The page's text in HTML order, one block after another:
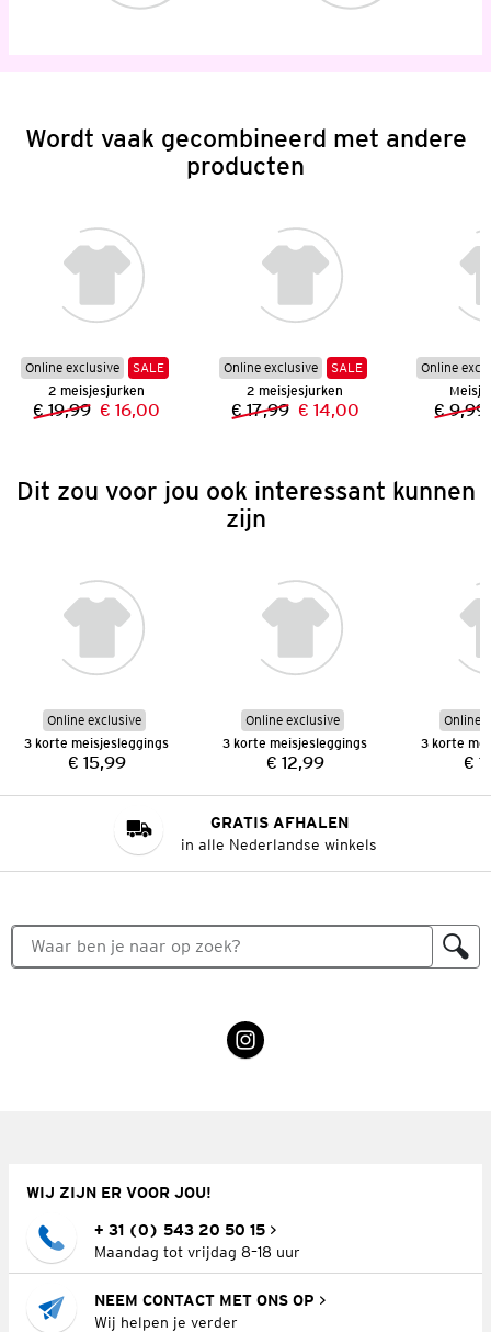
Wordt vaak gecombineerd met andere
producten
Online exclusive
SALE
2 meisjesjurken
Vorige prijs:
€ 19,99 Nieuwe prijs:
€ 16,00
Online exclusive
SALE
2 meisjesjurken
Vorige prijs:
€ 17,99 Nieuwe prijs:
€ 14,00
Online
€ 9,99
Dit zou voor jou ook interessant kunnen
zijn
Online exclusive
3 korte meisjesleggings
Prijs:
€ 15,99
Online exclusive
3 korte meisjesleggings
Prijs:
€ 12,99
Online
3 korte
€
GRATIS AFHALEN
in alle Nederlandse winkels
WIJ ZIJN ER VOOR JOU!
+ 31 (0) 543 20 50 15
Maandag tot vrijdag 8–18 uur
NEEM CONTACT MET ONS OP
Wij helpen je verder